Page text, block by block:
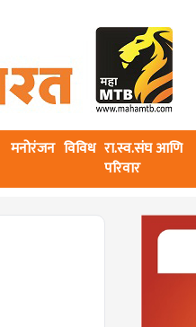
मनोरंजन विविध रा.स्व.संघ आणि
परिवार